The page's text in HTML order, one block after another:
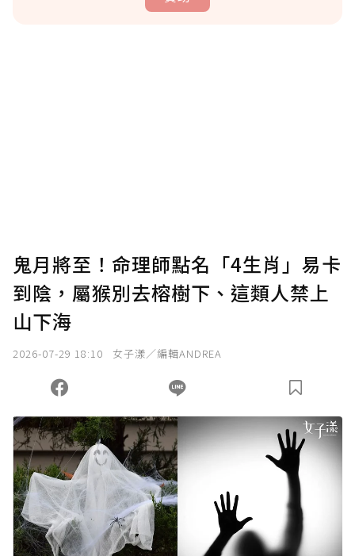
確認送出
您當前剩餘 U 利點數：0點；前往 購買點數
鬼月將至！命理師點名「4生肖」易卡
到陰，屬猴別去榕樹下、這類人禁上
山下海
2026-07-29 18:10 女子漾／編輯ANDREA